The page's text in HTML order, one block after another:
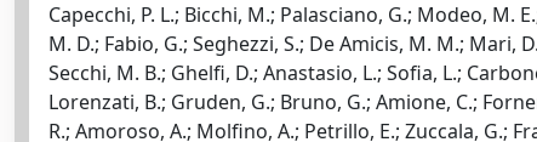
Capecchi, P. L.; Bicchi, M.; Palasciano, G.; Modeo, M.
M. D.; Fabio, G.; Seghezzi, S.; De Amicis, M. M.; Mari,
Secchi, M. B.; Ghelfi, D.; Anastasio, L.; Sofia, L.;
Lorenzati, B.; Gruden, G.; Bruno, G.; Amione, C.;
R.; Amoroso, A.; Molfino, A.; Petrillo, E.; Zuccala, G.;